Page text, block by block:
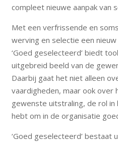
compleet nieuwe aanpak van
Met een verfrissende en
werving en selectie een nieuw
‘Goed geselecteerd’ biedt
uitgebreid beeld van de
Daarbij gaat het niet alleen
vaardigheden, maar ook over
gewenste uitstraling, de rol
hebt om in de organisatie
‘Goed geselecteerd’ bestaat